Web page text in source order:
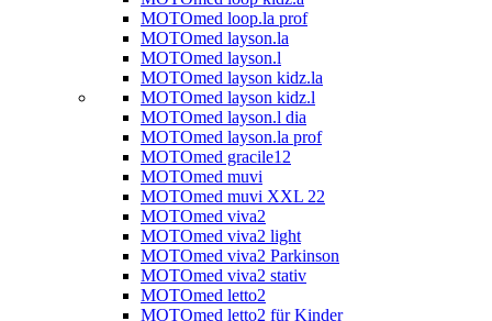
MOTOmed loop.la prof
MOTOmed layson.la
MOTOmed layson.l
MOTOmed layson kidz.la
MOTOmed layson kidz.l
MOTOmed layson.l dia
MOTOmed layson.la prof
MOTOmed gracile12
MOTOmed muvi
MOTOmed muvi XXL 22
MOTOmed viva2
MOTOmed viva2 light
MOTOmed viva2 Parkinson
MOTOmed viva2 stativ
MOTOmed letto2
MOTOmed letto2 für Kinder